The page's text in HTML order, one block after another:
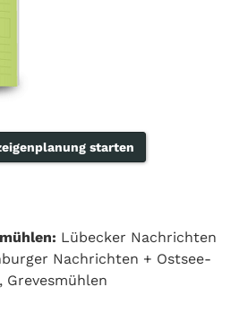
starten
Lübecker Nachrichten
Nachrichten + Ostsee-
Grevesmühlen